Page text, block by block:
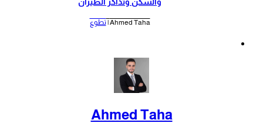
Ahmed Taha | تطوع
Ahmed Taha